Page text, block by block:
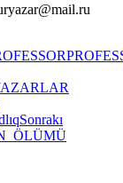
Sonrakı
ÖLÜMÜ